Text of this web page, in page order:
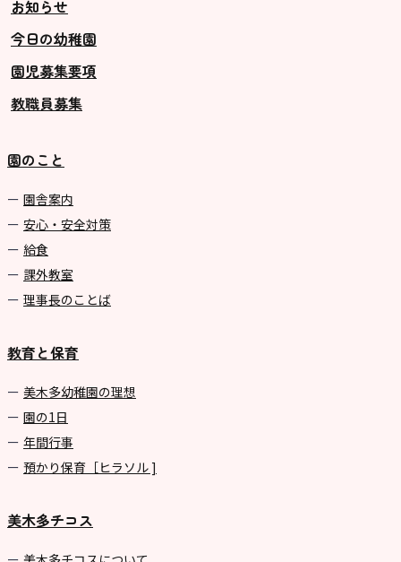
お知らせ
今日の幼稚園
園児募集要項
教職員募集
園のこと
園舎案内
安心・安全対策
給食
課外教室
理事長のことば
教育と保育
美⽊多幼稚園の理想
園の1⽇
年間⾏事
預かり保育［ヒラソル ]
美木多チコス
2歳児ひとり登園［ゆず組 ]
グループ施設・
関係先リンク
学校法⼈諏訪森学園 諏訪森幼稚
園
⼤阪府私⽴幼稚園連盟
社会福祉法人野田福祉会